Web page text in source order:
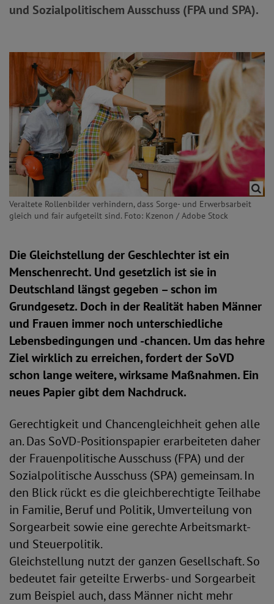
und Sozialpolitischem Ausschuss (FPA und SPA).
Veraltete Rollenbilder verhindern, dass Sorge- und Erwerbsarbeit
gleich und fair aufgeteilt sind. Foto: Kzenon / Adobe Stock
Die Gleichstellung der Geschlechter ist ein
Menschenrecht. Und gesetzlich ist sie in
Deutschland längst gegeben – schon im
Grundgesetz. Doch in der Realität haben Männer
und Frauen immer noch unterschiedliche
Lebensbedingungen und -chancen. Um das hehre
Ziel wirklich zu erreichen, fordert der SoVD
schon lange weitere, wirksame Maßnahmen. Ein
neues Papier gibt dem Nachdruck.
Gerechtigkeit und Chancengleichheit gehen alle
an. Das SoVD-Positionspapier erarbeiteten daher
der Frauenpolitische Ausschuss (FPA) und der
Sozialpolitische Ausschuss (SPA) gemeinsam. In
den Blick rückt es die gleichberechtigte Teilhabe
in Familie, Beruf und Politik, Umverteilung von
Sorgearbeit sowie eine gerechte Arbeitsmarkt-
und Steuerpolitik.
Gleichstellung nutzt der ganzen Gesellschaft. So
bedeutet fair geteilte Erwerbs- und Sorgearbeit
zum Beispiel auch, dass Männer nicht mehr